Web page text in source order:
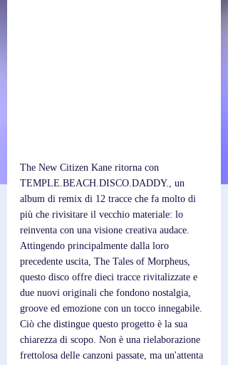
The New Citizen Kane ritorna con
TEMPLE.BEACH.DISCO.DADDY., un
album di remix di 12 tracce che fa molto di
più che rivisitare il vecchio materiale: lo
reinventa con una visione creativa audace.
Attingendo principalmente dalla loro
precedente uscita, The Tales of Morpheus,
questo disco offre dieci tracce rivitalizzate e
due nuovi originali che fondono nostalgia,
groove ed emozione con un tocco innegabile.
Ciò che distingue questo progetto è la sua
chiarezza di scopo. Non è una rielaborazione
frettolosa delle canzoni passate, ma un'attenta